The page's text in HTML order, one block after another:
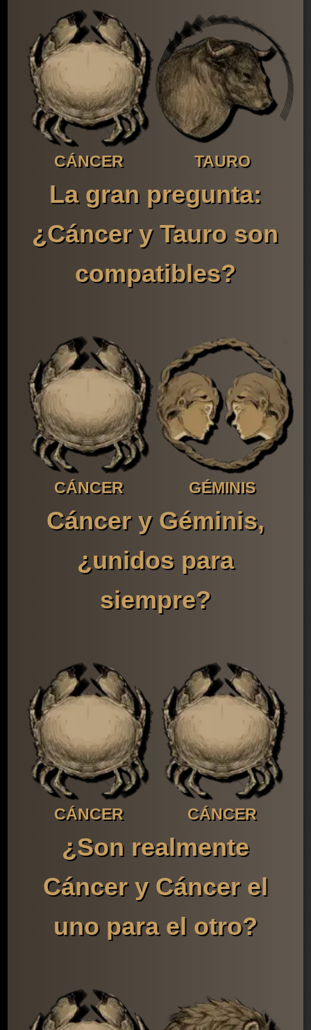
CÁNCER TAURO
La gran pregunta:
¿Cáncer y Tauro son
compatibles?
CÁNCER GÉMINIS
Cáncer y Géminis,
¿unidos para
siempre?
CÁNCER CÁNCER
¿Son realmente
Cáncer y Cáncer el
uno para el otro?